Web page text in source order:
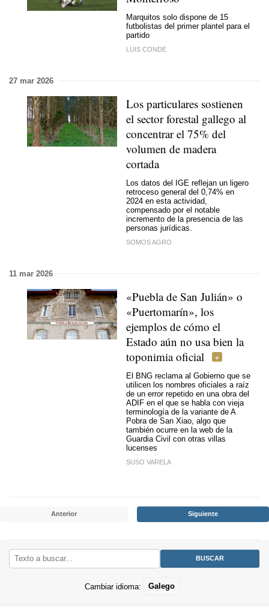
Marquitos solo dispone de 15
futbolistas del primer plantel para el
partido
LUIS CONDE
27 mar 2026
Los particulares sostienen
el sector forestal gallego al
concentrar el 75% del
volumen de madera
cortada
Los datos del IGE reflejan un ligero
retroceso general del 0,74% en
2024 en esta actividad,
compensado por el notable
incremento de la presencia de las
personas jurídicas.
SOMOS AGRO
11 mar 2026
«Puebla de San Julián» o
«Puertomarín», los
ejemplos de cómo el
Estado aún no usa bien la
toponimia oficial
El BNG reclama al Gobierno que se
utilicen los nombres oficiales a raíz
de un error repetido en una obra del
ADIF en el que se habla con vieja
terminología de la variante de A
Pobra de San Xiao, algo que
también ocurre en la web de la
Guardia Civil con otras villas
lucenses
SUSO VARELA
Anterior Siguiente
Cambiar idioma: Galego